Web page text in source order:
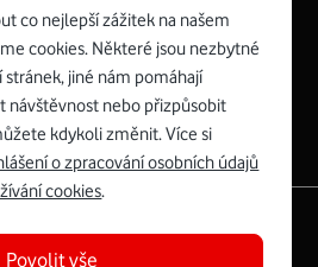
:
16 x 22 x 7,5 cm (včetně stojánku)
porty a bezdrátové připojení Wi-
n/ac pro frekvenci 2,4 GHz a
s Vodafonem
co nejlepší zážitek na našem
cookies. Některé jsou nezbytné
jiné nám pomáhají
návštěvnost nebo přizpůsobit
kdykoli změnit. Více si
o zpracování osobních údajů
cookies.
Povolit vše